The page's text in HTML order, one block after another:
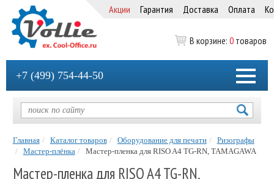
Акции Гарантия Доставка Оплата
В корзине: 0 товаров
+7 (499) 754-44-50
Главная Каталог товаров Оборудование для печати
Ризографы
Мастер-плёнка
Мастер-пленка для RISO A4 TG-RN, TAMAGAWA
Мастер-пленка для RISO A4 TG-RN,